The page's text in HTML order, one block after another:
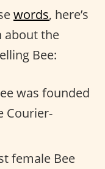
words, here’s
about the
Bee:
was founded
Courier-
female Bee